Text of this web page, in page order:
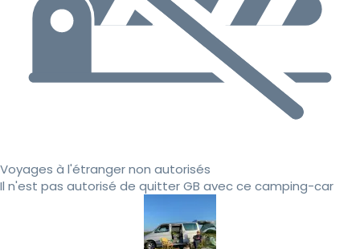
Voyages à l'étranger non autorisés
Il n'est pas autorisé de quitter GB avec ce camping-car